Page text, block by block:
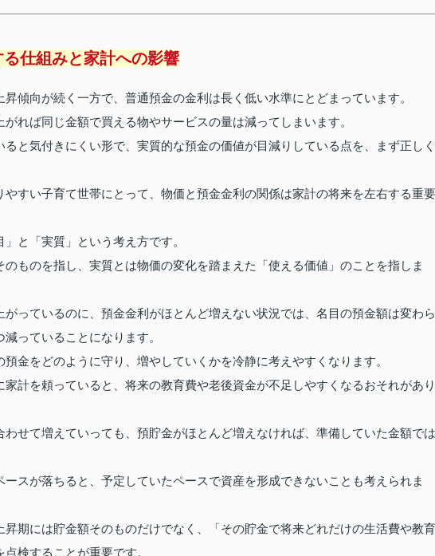
仕組みと家計への影響
傾向が続く一方で、普通預金の金利は長く低い水準にとどまっています。
れば同じ金額で買える物やサービスの量は減ってしまいます。
と気付きにくい形で、実質的な預金の価値が目減りしている点を、まず正しく
すい子育て世帯にとって、物価と預金金利の関係は家計の将来を左右する重要
と「実質」という考え方です。
ものを指し、実質とは物価の変化を踏まえた「使える価値」のことを指しま
っているのに、預金金利がほとんど増えない状況では、名目の預金額は変わら
っていることになります。
金をどのように守り、増やしていくかを冷静に考えやすくなります。
計を頼っていると、将来の教育費や老後資金が不足しやすくなるおそれがあり
せて増えていっても、預貯金がほとんど増えなければ、準備していた金額では
スが落ちると、予定していたペースで資産を形成できないことも考えられま
期には貯金額そのものだけでなく、「その貯金で将来どれだけの生活費や教育
検することが重要です。